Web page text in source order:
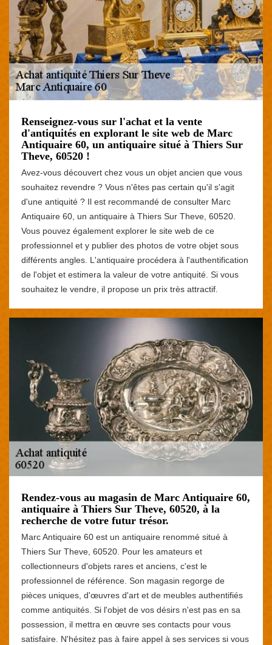
Renseignez-vous sur l'achat et la vente
d'antiquités en explorant le site web de Marc
Antiquaire 60, un antiquaire situé à Thiers Sur
Theve, 60520 !
Avez-vous découvert chez vous un objet ancien que vous
souhaitez revendre ? Vous n'êtes pas certain qu'il s'agit
d'une antiquité ? Il est recommandé de consulter Marc
Antiquaire 60, un antiquaire à Thiers Sur Theve, 60520.
Vous pouvez également explorer le site web de ce
professionnel et y publier des photos de votre objet sous
différents angles. L'antiquaire procédera à l'authentification
de l'objet et estimera la valeur de votre antiquité. Si vous
souhaitez le vendre, il propose un prix très attractif.
Rendez-vous au magasin de Marc Antiquaire 60,
antiquaire à Thiers Sur Theve, 60520, à la
recherche de votre futur trésor.
Marc Antiquaire 60 est un antiquaire renommé situé à
Thiers Sur Theve, 60520. Pour les amateurs et
collectionneurs d'objets rares et anciens, c'est le
professionnel de référence. Son magasin regorge de
pièces uniques, d'œuvres d'art et de meubles authentifiés
comme antiquités. Si l'objet de vos désirs n'est pas en sa
possession, il mettra en œuvre ses contacts pour vous
satisfaire. N'hésitez pas à faire appel à ses services si vous